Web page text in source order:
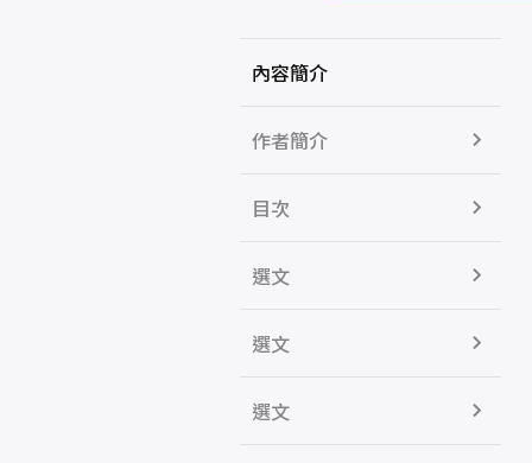
內容簡介
作者簡介
目次
選文
選文
選文